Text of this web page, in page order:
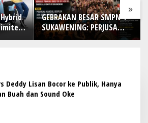
»
GEBRAKAN BESAR SMPN 1
SUKAWENING: PERJUSA
2026 TEMPA KARAKTER,
Deddy Lisan Bocor ke Publik, Hanya
Buah dan Sound Oke